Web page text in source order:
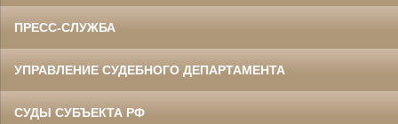
ПРЕСС-СЛУЖБА
УПРАВЛЕНИЕ СУДЕБНОГО ДЕПАРТАМЕНТА
СУДЫ СУБЪЕКТА РФ